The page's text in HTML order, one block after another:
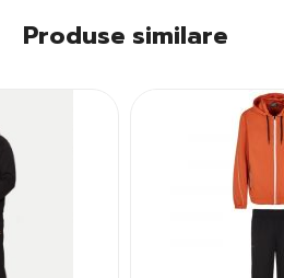
Produse similare